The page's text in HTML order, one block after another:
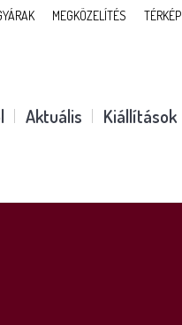
MEGKÖZELÍTÉS TÉRKÉP
Aktuális Kiállítások